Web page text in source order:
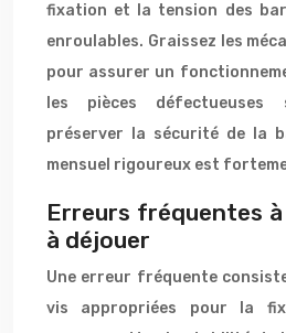
fixation et la tension des
enroulables. Graissez les
pour assurer un
les pièces
préserver la sécurité de la
mensuel rigoureux est
Erreurs fréquentes
à déjouer
Une erreur fréquente
vis appropriées pour la